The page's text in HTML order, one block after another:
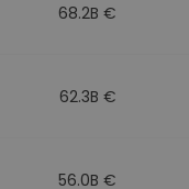
68.2B €
62.3B €
56.0B €